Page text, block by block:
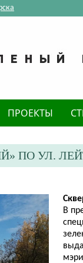
ПРОЕКТЫ
ПО УЛ.
В